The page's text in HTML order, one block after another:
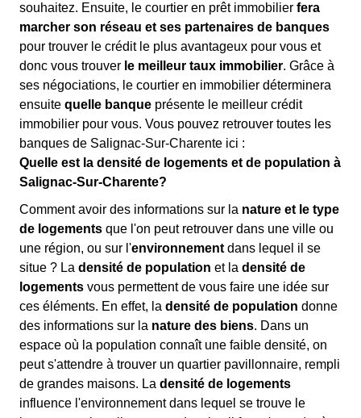
souhaitez. Ensuite, le courtier en prêt immobilier fera
marcher son réseau et ses partenaires de banques
pour trouver le crédit le plus avantageux pour vous et
donc vous trouver le meilleur taux immobilier. Grâce à
ses négociations, le courtier en immobilier déterminera
ensuite quelle banque présente le meilleur crédit
immobilier pour vous. Vous pouvez retrouver toutes les
banques de Salignac-Sur-Charente ici :
Quelle est la densité de logements et de population à
Salignac-Sur-Charente?
Comment avoir des informations sur la nature et le type
de logements que l'on peut retrouver dans une ville ou
une région, ou sur l'environnement dans lequel il se
situe ? La densité de population et la densité de
logements vous permettent de vous faire une idée sur
ces éléments. En effet, la densité de population donne
des informations sur la nature des biens. Dans un
espace où la population connaît une faible densité, on
peut s'attendre à trouver un quartier pavillonnaire, rempli
de grandes maisons. La densité de logements
influence l'environnement dans lequel se trouve le